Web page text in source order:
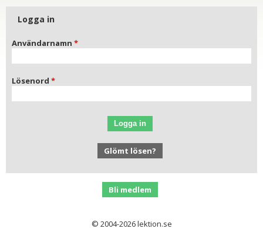
Logga in
Användarnamn
Lösenord
Logga in
Glömt lösen?
Bli medlem
© 2004-2026 lektion.se